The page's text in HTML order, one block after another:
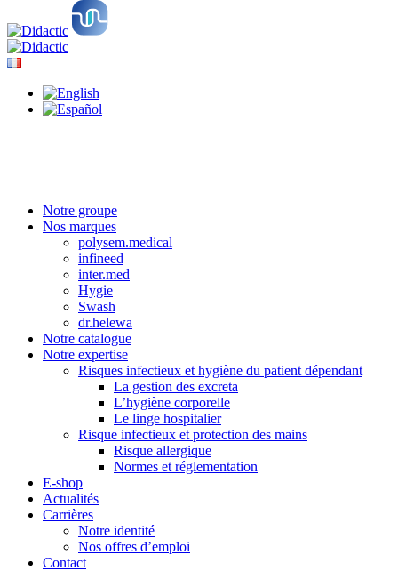
Notre groupe
Nos marques
polysem.medical
infineed
inter.med
Hygie
Swash
dr.helewa
Notre catalogue
Notre expertise
Risques infectieux et hygiène du patient dépendant
La gestion des excreta
L’hygiène corporelle
Le linge hospitalier
Risque infectieux et protection des mains
Risque allergique
Normes et réglementation
E-shop
Actualités
Carrières
Notre identité
Nos offres d’emploi
Contact